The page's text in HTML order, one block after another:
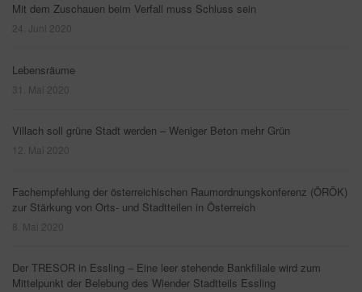
Mit dem Zuschauen beim Verfall muss Schluss sein
24. Juni 2020
Lebensräume
31. Mai 2020
Villach soll grüne Stadt werden – Weniger Beton mehr Grün
12. Mai 2020
Fachempfehlung der österreichischen Raumordnungskonferenz (ÖRÖK)
zur Stärkung von Orts- und Stadtteilen in Österreich
8. Mai 2020
Der TRESOR in Essling – Eine leer stehende Bankfiliale wird zum
Mittelpunkt der Belebung des Wiender Stadtteils Essling